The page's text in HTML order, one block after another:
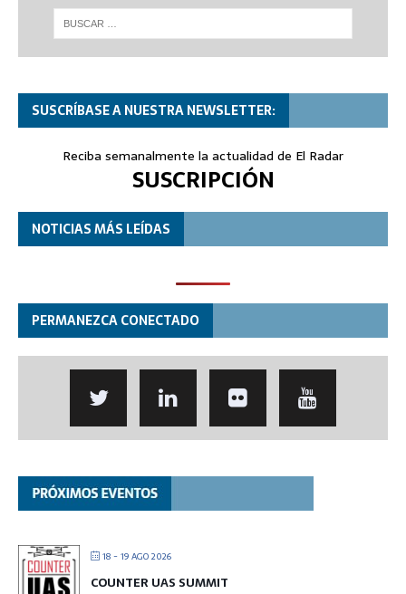
SUSCRÍBASE A NUESTRA NEWSLETTER:
Reciba semanalmente la actualidad de El Radar
SUSCRIPCIÓN
NOTICIAS MÁS LEÍDAS
PERMANEZCA CONECTADO
18 - 19 AGO 2026
COUNTER UAS SUMMIT